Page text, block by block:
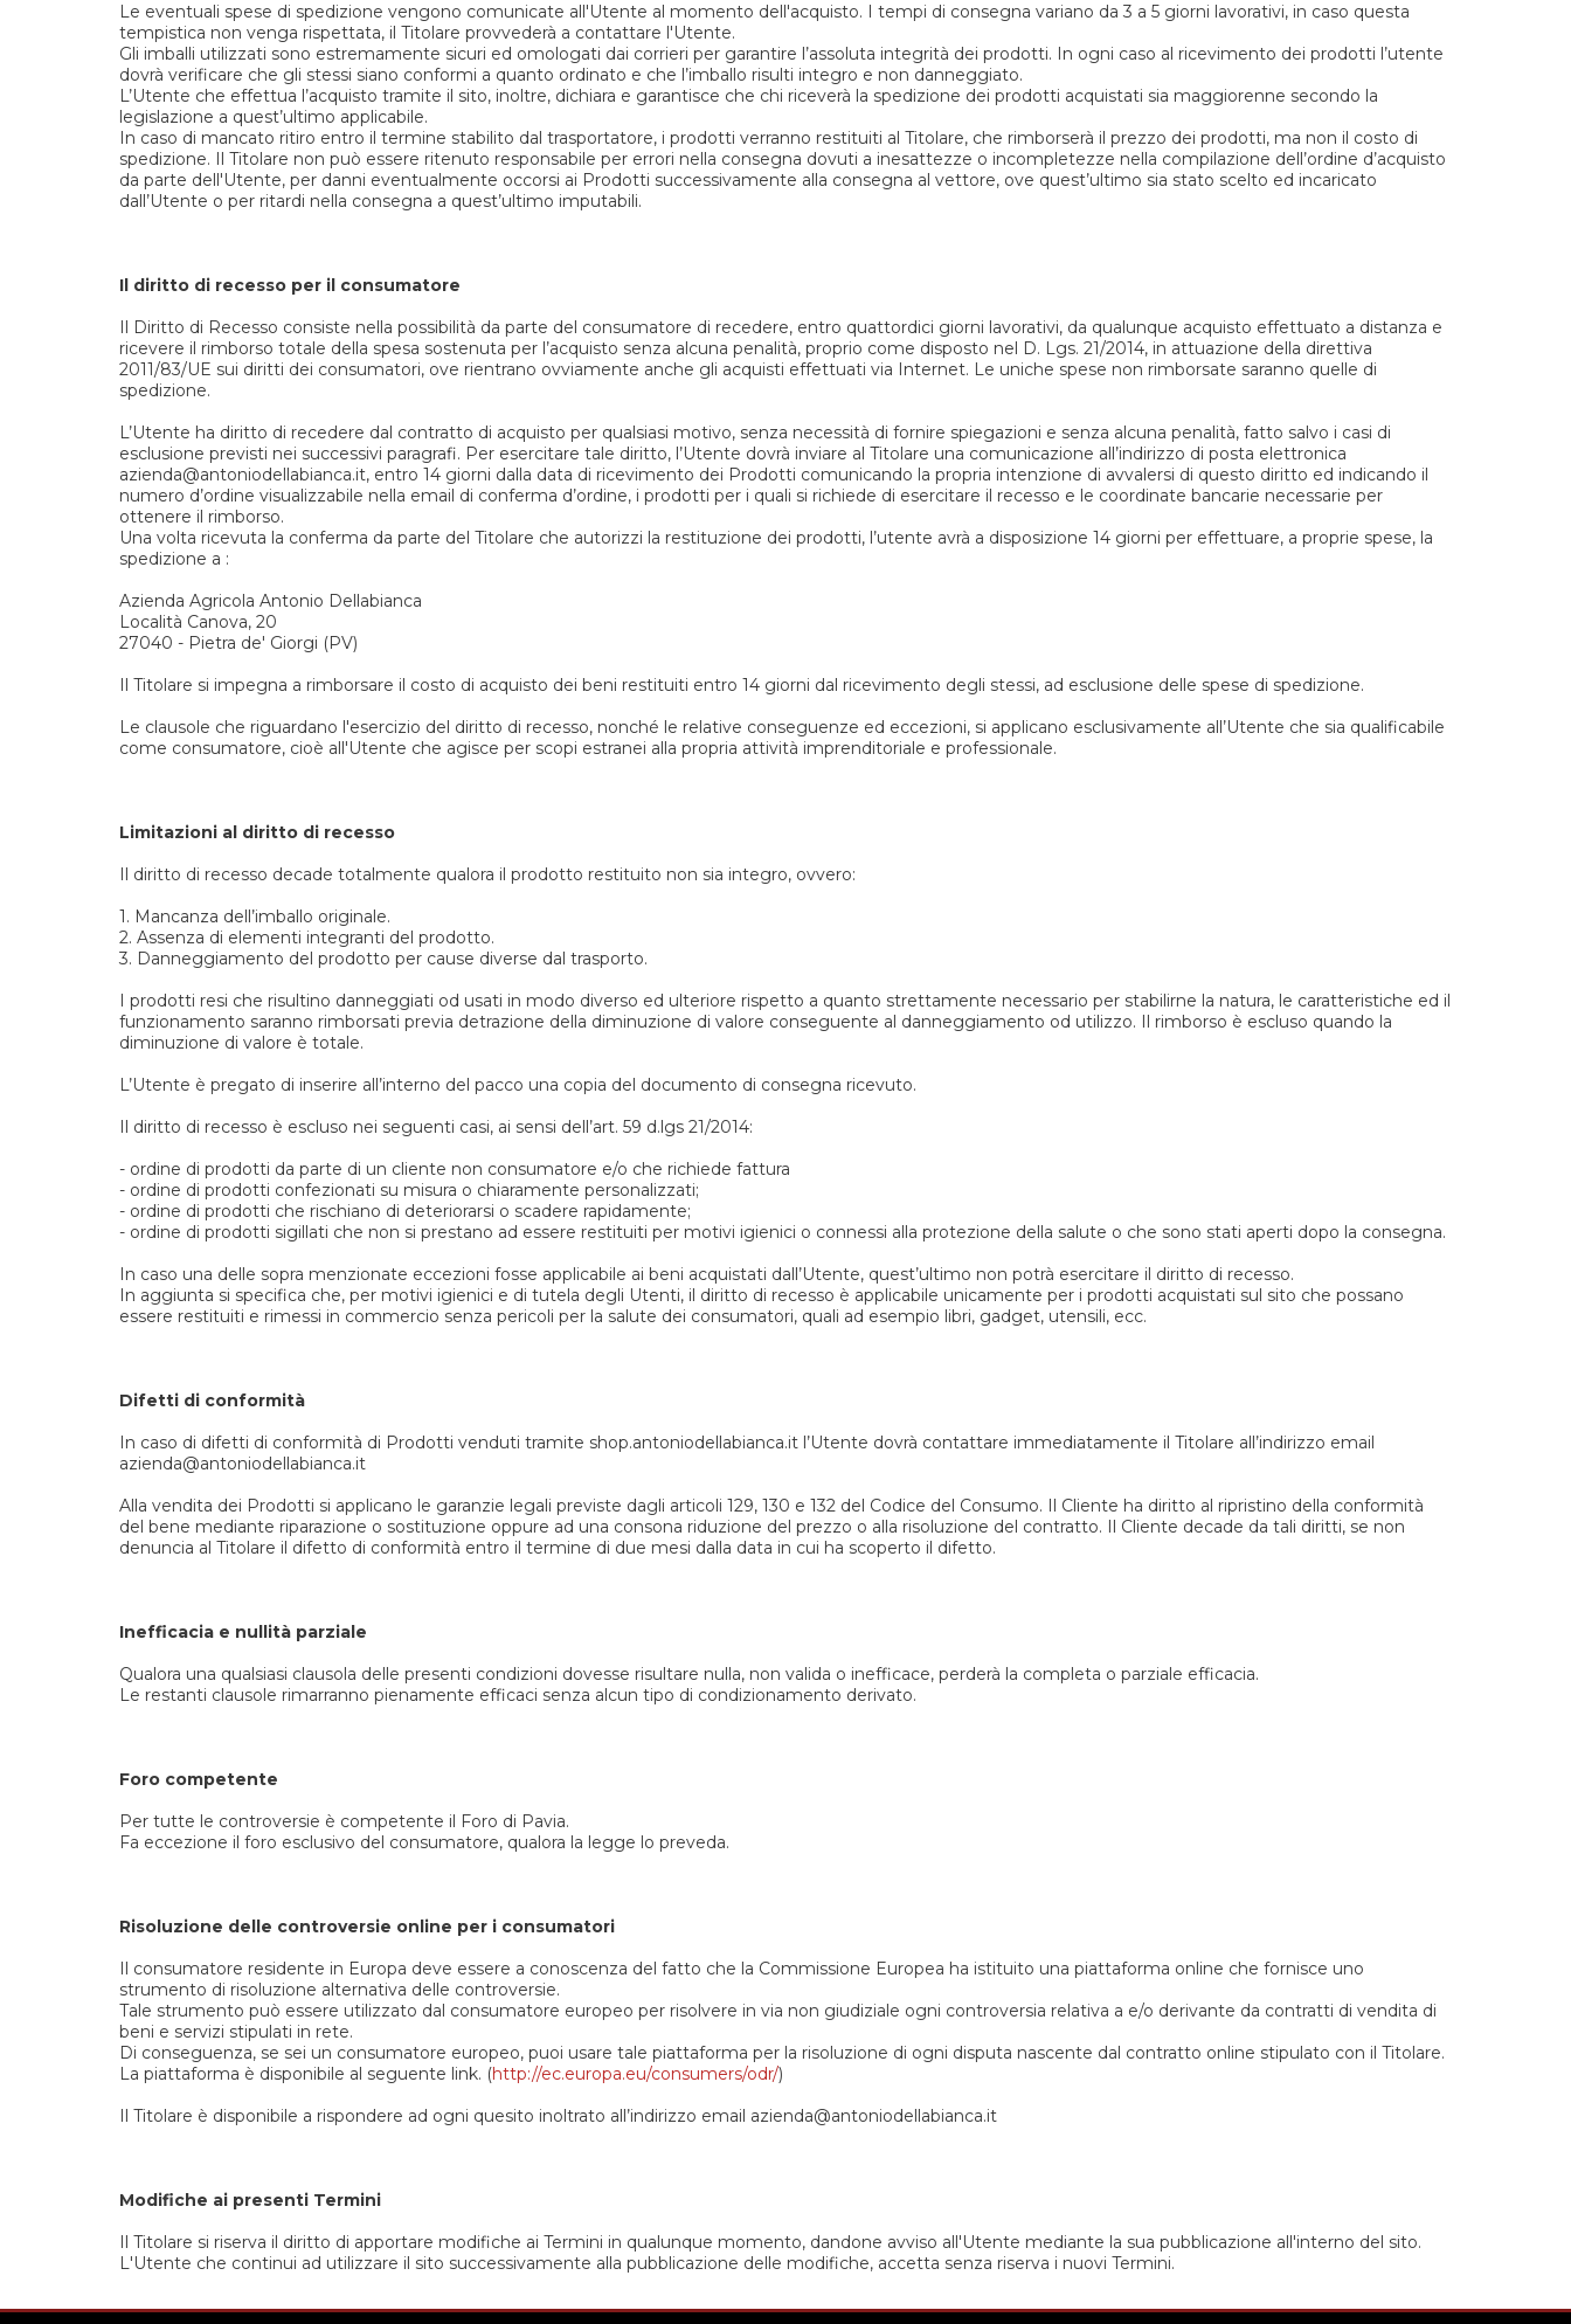
Le eventuali spese di spedizione vengono comunicate all'Utente al momento dell'acquisto. I tempi di consegna variano da 3 a 5 giorni lavorativi, in caso questa
tempistica non venga rispettata, il Titolare provvederà a contattare l'Utente.
Gli imballi utilizzati sono estremamente sicuri ed omologati dai corrieri per garantire l’assoluta integrità dei prodotti. In ogni caso al ricevimento dei prodotti l’utente
dovrà verificare che gli stessi siano conformi a quanto ordinato e che l’imballo risulti integro e non danneggiato.
L’Utente che effettua l’acquisto tramite il sito, inoltre, dichiara e garantisce che chi riceverà la spedizione dei prodotti acquistati sia maggiorenne secondo la
legislazione a quest’ultimo applicabile.
In caso di mancato ritiro entro il termine stabilito dal trasportatore, i prodotti verranno restituiti al Titolare, che rimborserà il prezzo dei prodotti, ma non il costo di
spedizione. Il Titolare non può essere ritenuto responsabile per errori nella consegna dovuti a inesattezze o incompletezze nella compilazione dell’ordine d’acquisto
da parte dell'Utente, per danni eventualmente occorsi ai Prodotti successivamente alla consegna al vettore, ove quest’ultimo sia stato scelto ed incaricato
dall’Utente o per ritardi nella consegna a quest’ultimo imputabili.
Il diritto di recesso per il consumatore
Il Diritto di Recesso consiste nella possibilità da parte del consumatore di recedere, entro quattordici giorni lavorativi, da qualunque acquisto effettuato a distanza e
ricevere il rimborso totale della spesa sostenuta per l’acquisto senza alcuna penalità, proprio come disposto nel D. Lgs. 21/2014, in attuazione della direttiva
2011/83/UE sui diritti dei consumatori, ove rientrano ovviamente anche gli acquisti effettuati via Internet. Le uniche spese non rimborsate saranno quelle di
spedizione.
L’Utente ha diritto di recedere dal contratto di acquisto per qualsiasi motivo, senza necessità di fornire spiegazioni e senza alcuna penalità, fatto salvo i casi di
esclusione previsti nei successivi paragrafi. Per esercitare tale diritto, l’Utente dovrà inviare al Titolare una comunicazione all’indirizzo di posta elettronica
azienda@antoniodellabianca.it, entro 14 giorni dalla data di ricevimento dei Prodotti comunicando la propria intenzione di avvalersi di questo diritto ed indicando il
numero d’ordine visualizzabile nella email di conferma d’ordine, i prodotti per i quali si richiede di esercitare il recesso e le coordinate bancarie necessarie per
ottenere il rimborso.
Una volta ricevuta la conferma da parte del Titolare che autorizzi la restituzione dei prodotti, l’utente avrà a disposizione 14 giorni per effettuare, a proprie spese, la
spedizione a :
Azienda Agricola Antonio Dellabianca
Località Canova, 20
27040 - Pietra de' Giorgi (PV)
Il Titolare si impegna a rimborsare il costo di acquisto dei beni restituiti entro 14 giorni dal ricevimento degli stessi, ad esclusione delle spese di spedizione.
Le clausole che riguardano l'esercizio del diritto di recesso, nonché le relative conseguenze ed eccezioni, si applicano esclusivamente all’Utente che sia qualificabile
come consumatore, cioè all'Utente che agisce per scopi estranei alla propria attività imprenditoriale e professionale.
Limitazioni al diritto di recesso
Il diritto di recesso decade totalmente qualora il prodotto restituito non sia integro, ovvero:
1. Mancanza dell’imballo originale.
2. Assenza di elementi integranti del prodotto.
3. Danneggiamento del prodotto per cause diverse dal trasporto.
I prodotti resi che risultino danneggiati od usati in modo diverso ed ulteriore rispetto a quanto strettamente necessario per stabilirne la natura, le caratteristiche ed il
funzionamento saranno rimborsati previa detrazione della diminuzione di valore conseguente al danneggiamento od utilizzo. Il rimborso è escluso quando la
diminuzione di valore è totale.
L’Utente è pregato di inserire all’interno del pacco una copia del documento di consegna ricevuto.
Il diritto di recesso è escluso nei seguenti casi, ai sensi dell’art. 59 d.lgs 21/2014:
- ordine di prodotti da parte di un cliente non consumatore e/o che richiede fattura
- ordine di prodotti confezionati su misura o chiaramente personalizzati;
- ordine di prodotti che rischiano di deteriorarsi o scadere rapidamente;
- ordine di prodotti sigillati che non si prestano ad essere restituiti per motivi igienici o connessi alla protezione della salute o che sono stati aperti dopo la consegna.
In caso una delle sopra menzionate eccezioni fosse applicabile ai beni acquistati dall’Utente, quest’ultimo non potrà esercitare il diritto di recesso.
In aggiunta si specifica che, per motivi igienici e di tutela degli Utenti, il diritto di recesso è applicabile unicamente per i prodotti acquistati sul sito che possano
essere restituiti e rimessi in commercio senza pericoli per la salute dei consumatori, quali ad esempio libri, gadget, utensili, ecc.
Difetti di conformità
In caso di difetti di conformità di Prodotti venduti tramite shop.antoniodellabianca.it l’Utente dovrà contattare immediatamente il Titolare all’indirizzo email
azienda@antoniodellabianca.it
Alla vendita dei Prodotti si applicano le garanzie legali previste dagli articoli 129, 130 e 132 del Codice del Consumo. Il Cliente ha diritto al ripristino della conformità
del bene mediante riparazione o sostituzione oppure ad una consona riduzione del prezzo o alla risoluzione del contratto. Il Cliente decade da tali diritti, se non
denuncia al Titolare il difetto di conformità entro il termine di due mesi dalla data in cui ha scoperto il difetto.
Inefficacia e nullità parziale
Qualora una qualsiasi clausola delle presenti condizioni dovesse risultare nulla, non valida o inefficace, perderà la completa o parziale efficacia.
Le restanti clausole rimarranno pienamente efficaci senza alcun tipo di condizionamento derivato.
Foro competente
Per tutte le controversie è competente il Foro di Pavia.
Fa eccezione il foro esclusivo del consumatore, qualora la legge lo preveda.
Risoluzione delle controversie online per i consumatori
Il consumatore residente in Europa deve essere a conoscenza del fatto che la Commissione Europea ha istituito una piattaforma online che fornisce uno
strumento di risoluzione alternativa delle controversie.
Tale strumento può essere utilizzato dal consumatore europeo per risolvere in via non giudiziale ogni controversia relativa a e/o derivante da contratti di vendita di
beni e servizi stipulati in rete.
Di conseguenza, se sei un consumatore europeo, puoi usare tale piattaforma per la risoluzione di ogni disputa nascente dal contratto online stipulato con il Titolare.
La piattaforma è disponibile al seguente link. (http://ec.europa.eu/consumers/odr/)
Il Titolare è disponibile a rispondere ad ogni quesito inoltrato all’indirizzo email azienda@antoniodellabianca.it
Modifiche ai presenti Termini
Il Titolare si riserva il diritto di apportare modifiche ai Termini in qualunque momento, dandone avviso all'Utente mediante la sua pubblicazione all'interno del sito.
L'Utente che continui ad utilizzare il sito successivamente alla pubblicazione delle modifiche, accetta senza riserva i nuovi Termini.